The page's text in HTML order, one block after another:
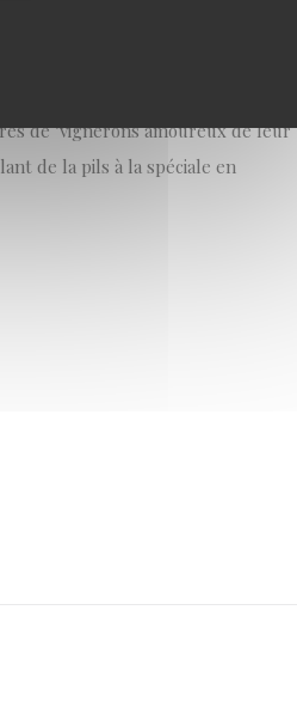
avant de terminer par un
de "vignerons amoureux de leur
de la pils à la spéciale en